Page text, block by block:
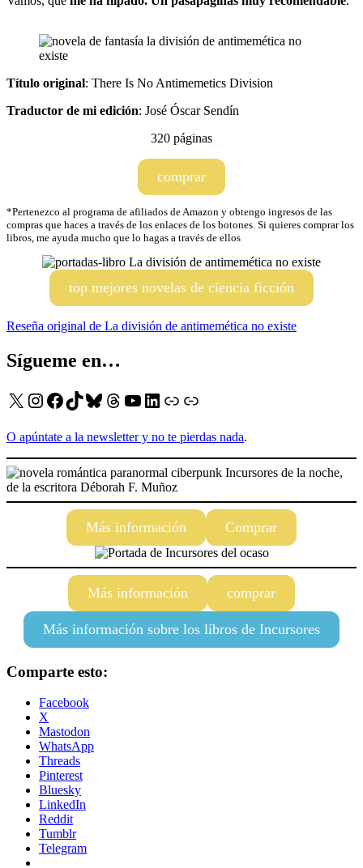
Título original: There Is No Antimemetics Division
Traductor de mi edición: José Óscar Sendín
320 páginas
comprar
*Pertenezco al programa de afiliados de Amazon y obtengo ingresos de las
compras que haces a través de los enlaces de los botones. Si quieres comprar los
libros, me ayuda mucho que lo hagas a través de ellos
top mejores novelas de ciencia ficción
Reseña original de La división de antimemética no existe
Sígueme en…
X Instagram
Facebook
TikTok
Bluesky
Threads
YouTube
LinkedIn
EnlaceEnlace
O apúntate a la newsletter y no te pierdas nada.
Más información Comprar
Más información comprar
Más información sobre los libros de Incursores
Comparte esto:
Facebook
X
Mastodon
WhatsApp
Threads
Pinterest
Bluesky
LinkedIn
Reddit
Tumblr
Telegram